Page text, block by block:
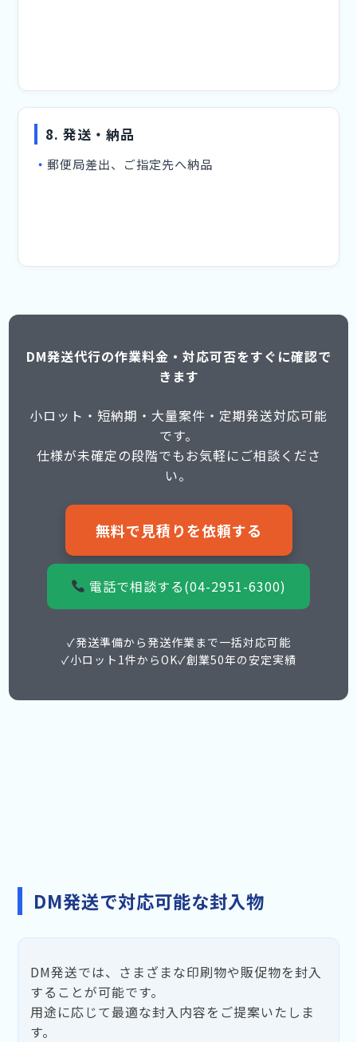
8. 発送・納品
郵便局差出、ご指定先へ納品
DM発送代行の作業料金・対応可否をすぐに確認で
きます
小ロット・短納期・大量案件・定期発送対応可能
です。
仕様が未確定の段階でもお気軽にご相談くださ
い。
無料で見積りを依頼する
電話で相談する(04-2951-6300)
✓発送準備から発送作業まで一括対応可能
✓小ロット1件からOK✓創業50年の安定実績
DM発送で対応可能な封入物
DM発送では、さまざまな印刷物や販促物を封入
することが可能です。
用途に応じて最適な封入内容をご提案いたしま
す。